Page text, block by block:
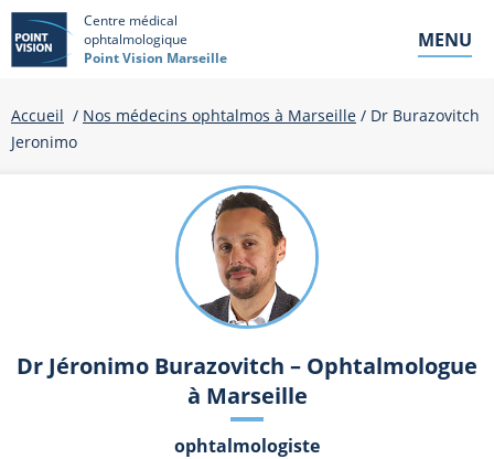
Centre médical
ophtalmologique
Point Vision Marseille
MENU
Accueil / Nos médecins ophtalmos à Marseille / Dr Burazovitch
Jeronimo
Dr Jéronimo Burazovitch – Ophtalmologue
à Marseille
ophtalmologiste